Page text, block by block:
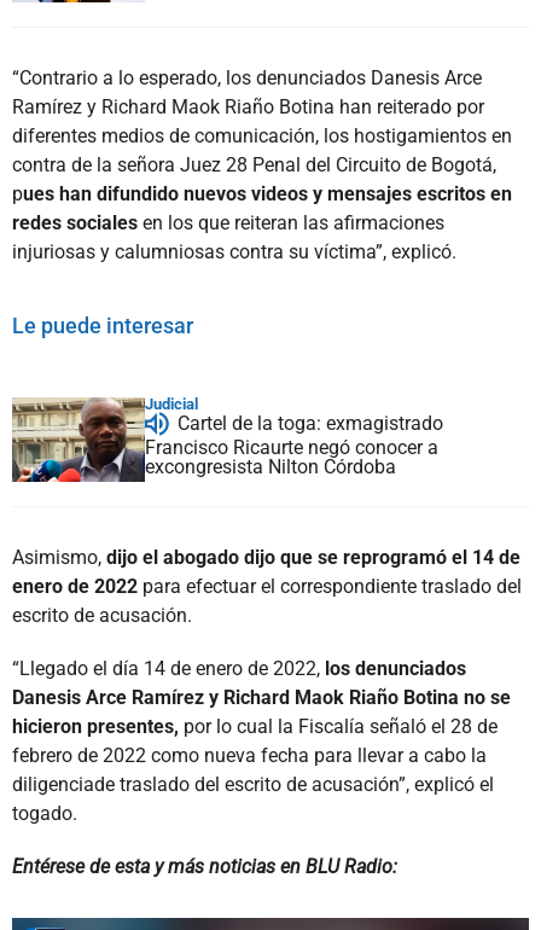
“Contrario a lo esperado, los denunciados Danesis Arce
Ramírez y Richard Maok Riaño Botina han reiterado por
diferentes medios de comunicación, los hostigamientos en
contra de la señora Juez 28 Penal del Circuito de Bogotá,
pues han difundido nuevos videos y mensajes escritos en
redes sociales en los que reiteran las afirmaciones
injuriosas y calumniosas contra su víctima”, explicó.
Le puede interesar
Judicial
Cartel de la toga: exmagistrado
Francisco Ricaurte negó conocer a
excongresista Nilton Córdoba
Asimismo, dijo el abogado dijo que se reprogramó el 14 de
enero de 2022 para efectuar el correspondiente traslado del
escrito de acusación.
“Llegado el día 14 de enero de 2022, los denunciados
Danesis Arce Ramírez y Richard Maok Riaño Botina no se
hicieron presentes, por lo cual la Fiscalía señaló el 28 de
febrero de 2022 como nueva fecha para llevar a cabo la
diligenciade traslado del escrito de acusación”, explicó el
togado.
Entérese de esta y más noticias en BLU Radio: